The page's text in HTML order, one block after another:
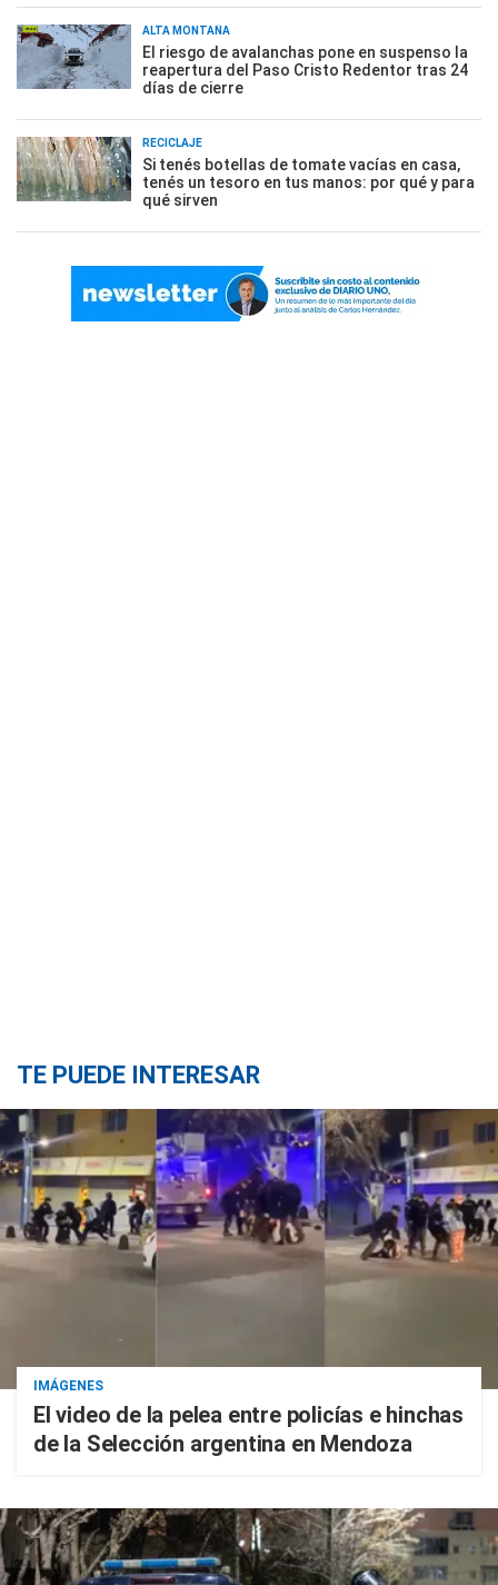
ALTA MONTAÑA
El riesgo de avalanchas pone en suspenso la
reapertura del Paso Cristo Redentor tras 24
días de cierre
RECICLAJE
Si tenés botellas de tomate vacías en casa,
tenés un tesoro en tus manos: por qué y para
qué sirven
TE PUEDE INTERESAR
IMÁGENES
El video de la pelea entre policías e hinchas
de la Selección argentina en Mendoza